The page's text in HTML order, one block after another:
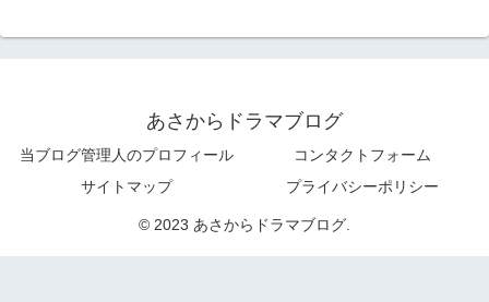
あさからドラマブログ
当ブログ管理人のプロフィール
コンタクトフォーム
サイトマップ
プライバシーポリシー
© 2023 あさからドラマブログ.